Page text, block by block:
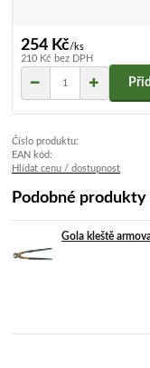
254 Kč/ks
210 Kč bez DPH
Číslo produktu:
EAN kód:
Hlídat cenu / dostupnost
Podobné produkty
Gola kleště